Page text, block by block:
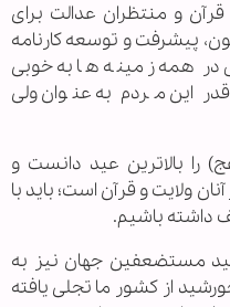
قرآن و منتظران عدالت برای
پیشرفت و توسعه کارنامه
در همه زمینه ها به خوبی
این مردم به عنوان ولی
را بالاترین عید دانست و
ولایت و قرآن است؛ باید با
داشته باشیم.
امید مستضعفین جهان نیز به
از کشور ما تجلی یافته